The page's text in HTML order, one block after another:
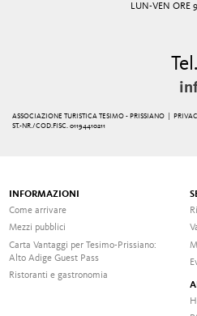
LUN-VEN ORE
ASSOCIAZIONE TURISTICA TESIMO - PRISSIANO |
ST.-NR./COD.FISC. 01194410211
INFORMAZIONI
Come arrivare
Mezzi pubblici
Carta Vantaggi per Tesimo-Prissiano:
Alto Adige Guest Pass
Ristoranti e gastronomia